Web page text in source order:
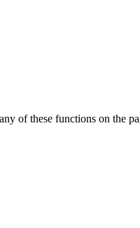
of these functions on the